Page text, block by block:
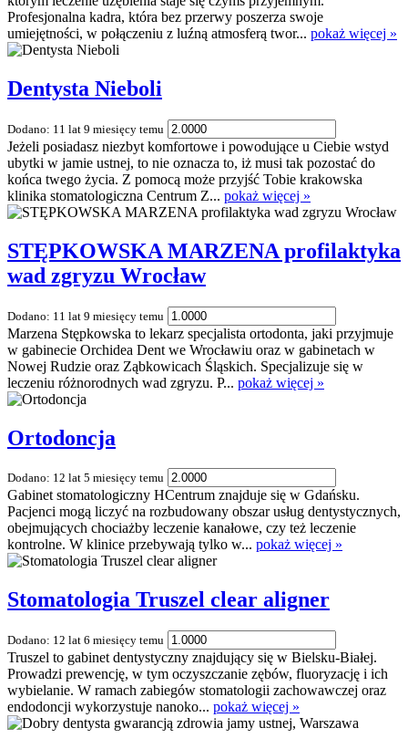
Profesjonalna kadra, która bez przerwy poszerza swoje
umiejętności, w połączeniu z luźną atmosferą twor... pokaż więcej »
Dentysta Nieboli
Dodano: 11 lat 9 miesięcy temu
Jeżeli posiadasz niezbyt komfortowe i powodujące u Ciebie wstyd
ubytki w jamie ustnej, to nie oznacza to, iż musi tak pozostać do
końca twego życia. Z pomocą może przyjść Tobie krakowska
klinika stomatologiczna Centrum Z... pokaż więcej »
STĘPKOWSKA MARZENA profilaktyka
wad zgryzu Wrocław
Dodano: 11 lat 9 miesięcy temu
Marzena Stępkowska to lekarz specjalista ortodonta, jaki przyjmuje
w gabinecie Orchidea Dent we Wrocławiu oraz w gabinetach w
Nowej Rudzie oraz Ząbkowicach Śląskich. Specjalizuje się w
leczeniu różnorodnych wad zgryzu. P... pokaż więcej »
Ortodoncja
Dodano: 12 lat 5 miesięcy temu
Gabinet stomatologiczny HCentrum znajduje się w Gdańsku.
Pacjenci mogą liczyć na rozbudowany obszar usług dentystycznych,
obejmujących chociażby leczenie kanałowe, czy też leczenie
kontrolne. W klinice przebywają tylko w... pokaż więcej »
Stomatologia Truszel clear aligner
Dodano: 12 lat 6 miesięcy temu
Truszel to gabinet dentystyczny znajdujący się w Bielsku-Białej.
Prowadzi prewencję, w tym oczyszczanie zębów, fluoryzację i ich
wybielanie. W ramach zabiegów stomatologii zachowawczej oraz
endodoncji wykorzystuje nanoko... pokaż więcej »